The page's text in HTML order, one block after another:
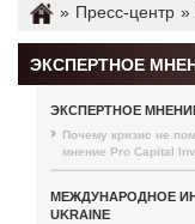
» Пресс-центр »
ЭКСПЕРТНОЕ
ЭКСПЕРТНОЕ
Почему кризис не
мнение Pro Capital
МЕЖДУНАРОДНОЕ
UKRAINE